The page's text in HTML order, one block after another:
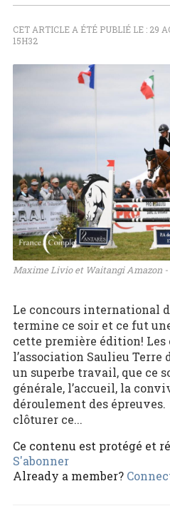
CET ARTICLE A ÉTÉ PUBLIÉ LE : 29
15H32
Maxime Livio et Waitangi Amazon -
Le concours international
termine ce soir et ce fut
cette première édition! Les
l’association Saulieu Terre
un superbe travail, que ce
générale, l’accueil, la
déroulement des épreuves.
clôturer ce...
Ce contenu est protégé et
S'abonner
Already a member?